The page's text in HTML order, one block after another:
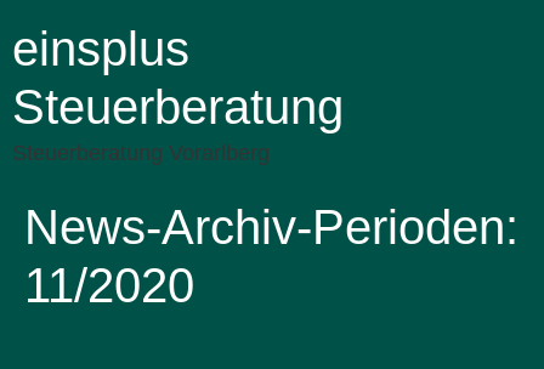
einsplus
Steuerberatung
Steuerberatung Vorarlberg
News-Archiv-Perioden:
11/2020